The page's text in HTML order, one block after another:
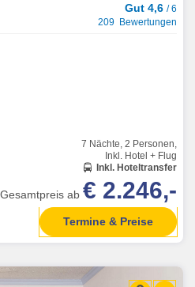
Gut 4,6 / 6
209 Bewertungen
7 Nächte, 2 Personen,
Inkl. Hotel + Flug
Inkl. Hoteltransfer
Gesamtpreis ab € 2.246,-
Termine & Preise